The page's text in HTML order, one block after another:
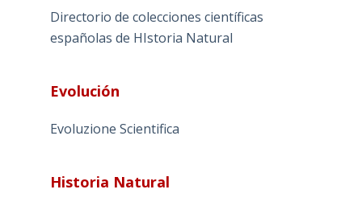
Directorio de colecciones científicas
españolas de HIstoria Natural
Evolución
Evoluzione Scientifica
Historia Natural